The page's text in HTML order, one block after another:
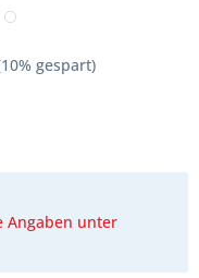
gespart)
Angaben unter